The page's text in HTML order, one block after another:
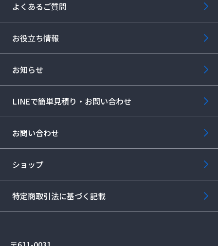
よくあるご質問
お役立ち情報
お知らせ
LINEで簡単見積り・お問い合わせ
お問い合わせ
ショップ
特定商取引法に基づく記載